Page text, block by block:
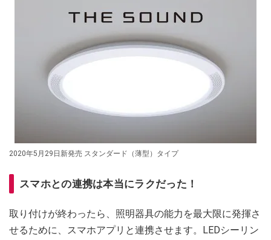
2020年5月29日新発売 スタンダード（薄型）タイプ
スマホとの連携は本当にラクだった！
取り付けが終わったら、照明器具の能力を最大限に発揮さ
せるために、スマホアプリと連携させます。LEDシーリン